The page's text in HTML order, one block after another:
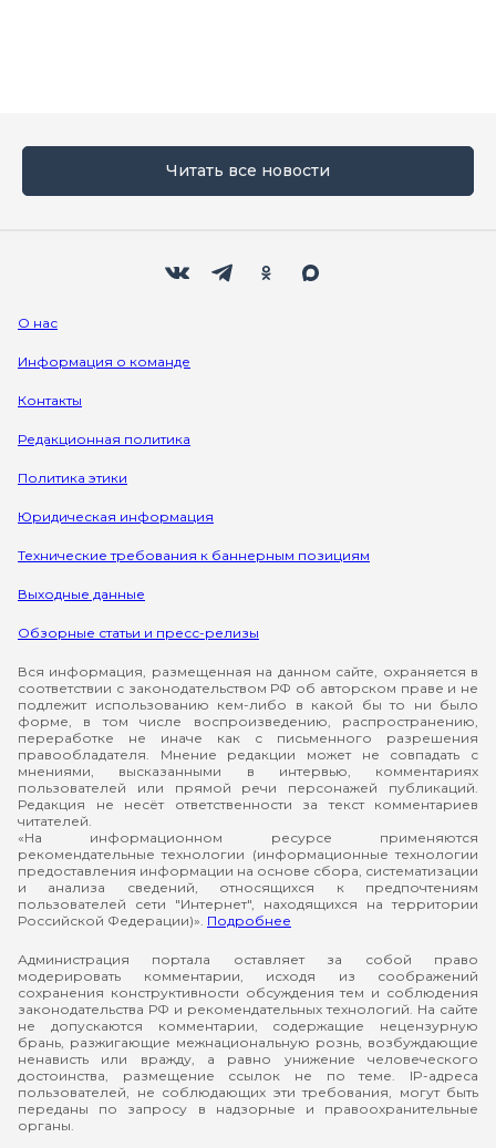
Читать все новости
О нас
Информация о команде
Контакты
Редакционная политика
Политика этики
Юридическая информация
Технические требования к баннерным позициям
Выходные данные
Обзорные статьи и пресс-релизы
Вся информация, размещенная на данном сайте, охраняется в
соответствии с законодательством РФ об авторском праве и не
подлежит использованию кем-либо в какой бы то ни было
форме, в том числе воспроизведению, распространению,
переработке не иначе как с письменного разрешения
правообладателя. Мнение редакции может не совпадать с
мнениями, высказанными в интервью, комментариях
пользователей или прямой речи персонажей публикаций.
Редакция не несёт ответственности за текст комментариев
читателей.
«На информационном ресурсе применяются
рекомендательные технологии (информационные технологии
предоставления информации на основе сбора, систематизации
и анализа сведений, относящихся к предпочтениям
пользователей сети "Интернет", находящихся на территории
Российской Федерации)». Подробнее
Администрация портала оставляет за собой право
модерировать комментарии, исходя из соображений
сохранения конструктивности обсуждения тем и соблюдения
законодательства РФ и рекомендательных технологий. На сайте
не допускаются комментарии, содержащие нецензурную
брань, разжигающие межнациональную рознь, возбуждающие
ненависть или вражду, а равно унижение человеческого
достоинства, размещение ссылок не по теме. IP-адреса
пользователей, не соблюдающих эти требования, могут быть
переданы по запросу в надзорные и правоохранительные
органы.